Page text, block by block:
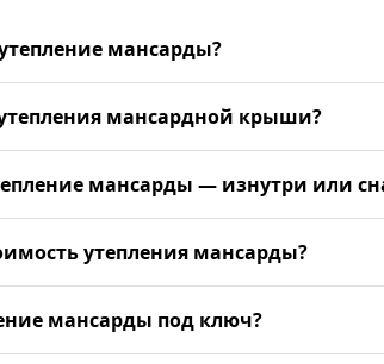
мансарды?
мансардной крыши?
мансарды — изнутри или
утепления мансарды?
мансарды под ключ?